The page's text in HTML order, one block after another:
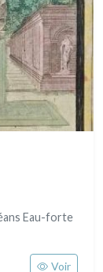
Eau-forte
Voir